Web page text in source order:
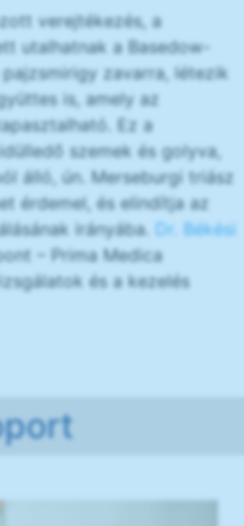
verejtékezés, a
utalhatnak a Basedow-
zavarra, létezik
is, amely az
Ez a
szemek és golyva,
álló, ún. Merseburgi triász
érdemel, és elindítja az
irányába. Dr. Békési
– Prima Medica
és a kezelés